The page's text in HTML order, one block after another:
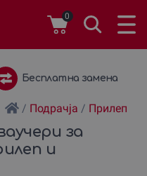
0
Бесплатна замена
/ Подрачја / Прилеп
за
и